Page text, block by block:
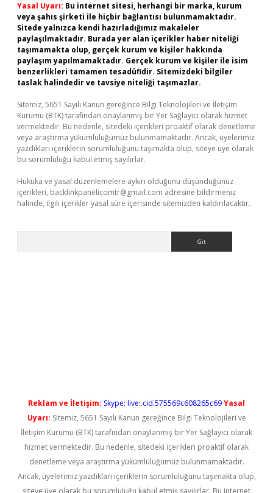
Yasal Uyarı: Bu internet sitesi, herhangi bir marka, kurum
veya şahıs şirketi ile hiçbir bağlantısı bulunmamaktadır.
Sitede yalnızca kendi hazırladığımız makaleler
paylaşılmaktadır. Burada yer alan içerikler haber niteliği
taşımamakta olup, gerçek kurum ve kişiler hakkında
paylaşım yapılmamaktadır. Gerçek kurum ve kişiler ile isim
benzerlikleri tamamen tesadüfidir. Sitemizdeki bilgiler
taslak halindedir ve tavsiye niteliği taşımazlar.
Sitemiz, 5651 Sayılı Kanun gereğince Bilgi Teknolojileri ve İletişim
Kurumu (BTK) tarafından onaylanmış bir Yer Sağlayıcı olarak hizmet
vermektedir. Bu nedenle, sitedeki içerikleri proaktif olarak denetleme
veya araştırma yükümlülüğümüz bulunmamaktadır. Ancak, üyelerimiz
yazdıkları içeriklerin sorumluluğunu taşımakta olup, siteye üye olarak
bu sorumluluğu kabul etmiş sayılırlar.
Hukuka ve yasal düzenlemelere aykırı olduğunu düşündüğünüz
içerikleri, backlinkpanelicomtr@gmail.com adresine bildirmeniz
halinde, ilgili içerikler yasal süre içerisinde sitemizden kaldırılacaktır.
Reklam ve İletişim: Skype: live:.cid.575569c608265c69Yasal
Uyarı: Sitemiz, 5651 Sayılı Kanun gereğince Bilgi Teknolojileri ve
İletişim Kurumu (BTK) tarafından onaylanmış bir Yer Sağlayıcı olarak
hizmet vermektedir. Bu nedenle, sitedeki içerikleri proaktif olarak
denetleme veya araştırma yükümlülüğümüz bulunmamaktadır.
Ancak, üyelerimiz yazdıkları içeriklerin sorumluluğunu taşımakta olup,
siteye üye olarak bu sorumluluğu kabul etmiş sayılırlar. Bu internet